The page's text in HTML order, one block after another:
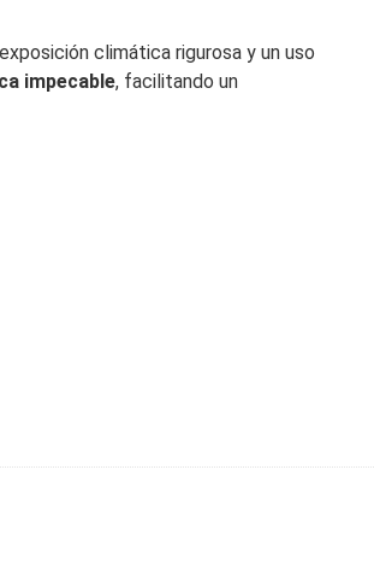
climática rigurosa y un uso
impecable, facilitando un